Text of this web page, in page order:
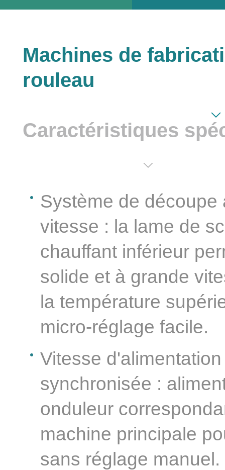
Machines de
rouleau
Caractéristiques
Système de
vitesse : la lame de
chauffant inférieur
solide et à grande
la température
micro-réglage facile.
Vitesse
synchronisée :
onduleur
machine principale
sans réglage manuel.